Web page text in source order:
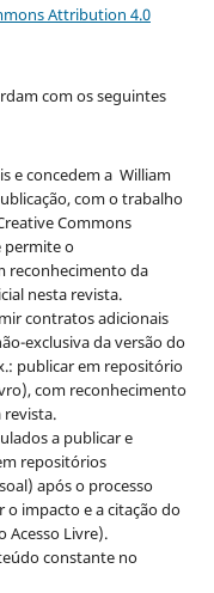
Attribution 4.0
com os seguintes
e concedem a William
com o trabalho
Commons
permite o
reconhecimento da
nesta revista.
contratos adicionais
exclusiva da versão do
publicar em repositório
com reconhecimento
revista.
a publicar e
repositórios
após o processo
o impacto e a citação do
Acesso Livre).
constante no